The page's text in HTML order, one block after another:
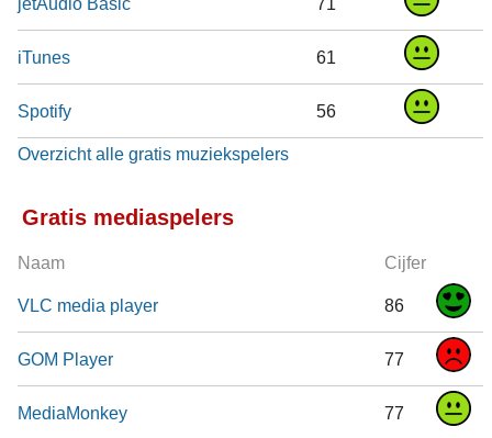
iTunes 61
Spotify 56
Overzicht alle gratis muziekspelers
Gratis mediaspelers
Naam Cijfer
VLC media player 86
GOM Player 77
MediaMonkey 77